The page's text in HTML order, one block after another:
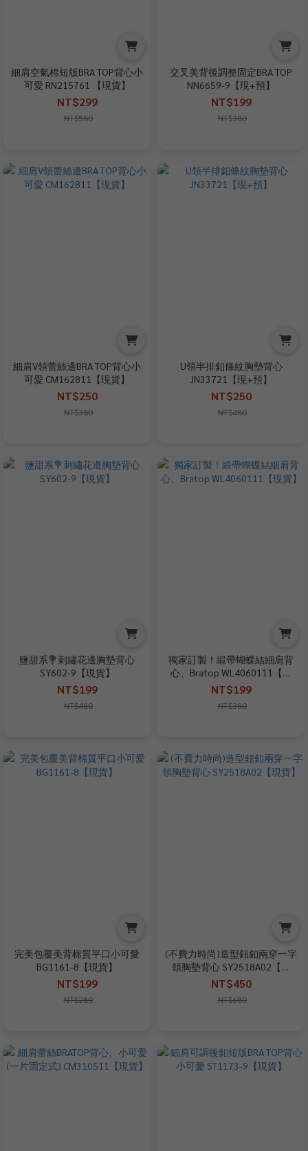
細肩空氣棉短版BRA TOP背心小
可愛 RN215761 【現貨】
NT$299
NT$580
交叉美背後調整固定BRA TOP
NN6659-9【現+預】
NT$199
NT$380
細肩V領蕾絲邊BRA TOP背心小
可愛 CM162811【現貨】
NT$250
NT$380
U領半排釦條紋胸墊背心
JN33721【現+預】
NT$250
NT$480
鹽甜系💐刺繡花邊胸墊背心
SY602-9【現貨】
NT$199
NT$480
獨家訂製！緞帶蝴蝶結細肩背
心、Bratop WL4060111【現
貨】
NT$199
NT$380
完美包覆美背棉質平口小可愛
BG1161-8【現貨】
NT$199
NT$280
(不費力時尚)造型鈕釦兩穿一字
領胸墊背心 SY2518A02【現
貨】
NT$450
NT$680